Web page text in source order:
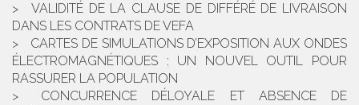
VALIDITÉ DE LA CLAUSE DE DIFFÉRÉ DE LIVRAISON
DANS LES CONTRATS DE VEFA
CARTES DE SIMULATIONS D’EXPOSITION AUX ONDES
ÉLECTROMAGNÉTIQUES : UN NOUVEL OUTIL POUR
RASSURER LA POPULATION
CONCURRENCE DÉLOYALE ET ABSENCE DE